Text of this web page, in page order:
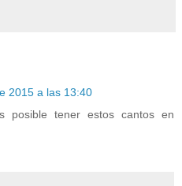
2015 a las 13:40
posible tener estos cantos en